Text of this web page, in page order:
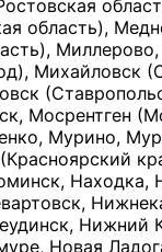
область),
Михайловск
Мосрентген
Мурино,
Находка,
Нижний
Новая